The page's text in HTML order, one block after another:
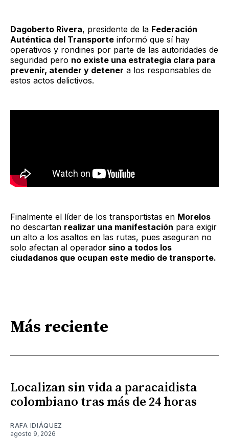
Dagoberto Rivera, presidente de la Federación
Auténtica del Transporte informó que sí hay
operativos y rondines por parte de las autoridades de
seguridad pero no existe una estrategia clara para
prevenir, atender y detener a los responsables de
estos actos delictivos.
Finalmente el líder de los transportistas en Morelos
no descartan realizar una manifestación para exigir
un alto a los asaltos en las rutas, pues aseguran no
solo afectan al operador sino a todos los
ciudadanos que ocupan este medio de transporte.
Más reciente
Localizan sin vida a paracaidista
colombiano tras más de 24 horas
RAFA IDIÁQUEZ
agosto 9, 2026